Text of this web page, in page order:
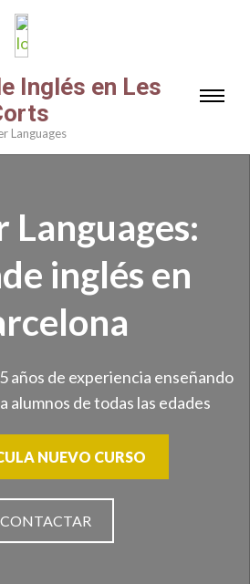
Inglés en Les
Languages
Languages:
inglés en
años de experiencia enseñando
alumnos de todas las edades
NUEVO CURSO
CONTACTAR